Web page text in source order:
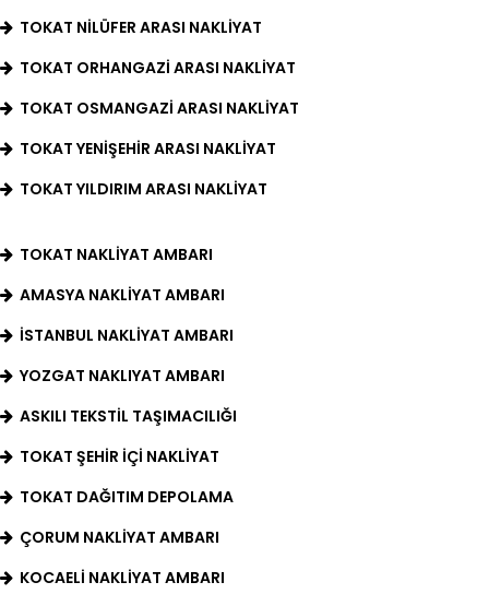
TOKAT NILÜFER ARASI NAKLIYAT
TOKAT ORHANGAZI ARASI NAKLIYAT
TOKAT OSMANGAZI ARASI NAKLIYAT
TOKAT YENIŞEHIR ARASI NAKLIYAT
TOKAT YILDIRIM ARASI NAKLIYAT
TOKAT NAKLIYAT AMBARI
AMASYA NAKLIYAT AMBARI
İSTANBUL NAKLIYAT AMBARI
YOZGAT NAKLIYAT AMBARI
ASKILI TEKSTIL TAŞIMACILIĞI
TOKAT ŞEHIR İÇI NAKLIYAT
TOKAT DAĞITIM DEPOLAMA
ÇORUM NAKLIYAT AMBARI
KOCAELI NAKLIYAT AMBARI